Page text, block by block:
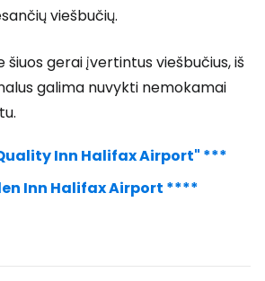
viešbučių.
šiuos gerai įvertintus viešbučius, iš
galima nuvykti nemokamai
Inn Halifax Airport" ***
Inn Halifax Airport ****